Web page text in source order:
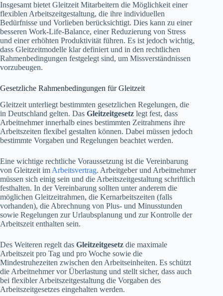
Insgesamt bietet Gleitzeit Mitarbeitern die Möglichkeit einer
flexiblen Arbeitszeitgestaltung, die ihre individuellen
Bedürfnisse und Vorlieben berücksichtigt. Dies kann zu einer
besseren Work-Life-Balance, einer Reduzierung von Stress
und einer erhöhten Produktivität führen. Es ist jedoch wichtig,
dass Gleitzeitmodelle klar definiert und in den rechtlichen
Rahmenbedingungen festgelegt sind, um Missverständnissen
vorzubeugen.
Gesetzliche Rahmenbedingungen für Gleitzeit
Gleitzeit unterliegt bestimmten gesetzlichen Regelungen, die
in Deutschland gelten. Das Gleitzeitgesetz legt fest, dass
Arbeitnehmer innerhalb eines bestimmten Zeitrahmens ihre
Arbeitszeiten flexibel gestalten können. Dabei müssen jedoch
bestimmte Vorgaben und Regelungen beachtet werden.
Eine wichtige rechtliche Voraussetzung ist die Vereinbarung
von Gleitzeit im Arbeitsvertrag. Arbeitgeber und Arbeitnehmer
müssen sich einig sein und die Arbeitszeitgestaltung schriftlich
festhalten. In der Vereinbarung sollten unter anderem die
möglichen Gleitzeitrahmen, die Kernarbeitszeiten (falls
vorhanden), die Abrechnung von Plus- und Minusstunden
sowie Regelungen zur Urlaubsplanung und zur Kontrolle der
Arbeitszeit enthalten sein.
Des Weiteren regelt das Gleitzeitgesetz die maximale
Arbeitszeit pro Tag und pro Woche sowie die
Mindestruhezeiten zwischen den Arbeitseinheiten. Es schützt
die Arbeitnehmer vor Überlastung und stellt sicher, dass auch
bei flexibler Arbeitszeitgestaltung die Vorgaben des
Arbeitszeitgesetzes eingehalten werden.